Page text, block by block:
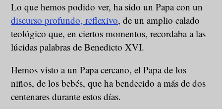
Lo que hemos podido ver, ha sido un Papa con un
discurso profundo, reflexivo, de un amplio calado
teológico que, en ciertos momentos, recordaba a las
lúcidas palabras de Benedicto XVI.
Hemos visto a un Papa cercano, el Papa de los
niños, de los bebés, que ha bendecido a más de dos
centenares durante estos días.